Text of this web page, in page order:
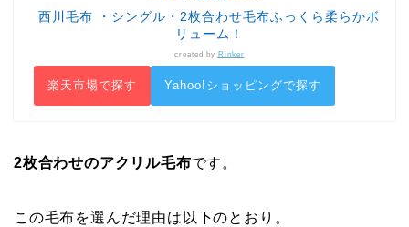
西川毛布 ・シングル・2枚合わせ毛布ふっくら柔らかボ
リューム！
created by Rinker
楽天市場で探す Yahoo!ショッピングで探す
2枚合わせのアクリル毛布です。
この毛布を選んだ理由は以下のとおり。